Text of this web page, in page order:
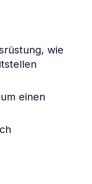
wie
einen